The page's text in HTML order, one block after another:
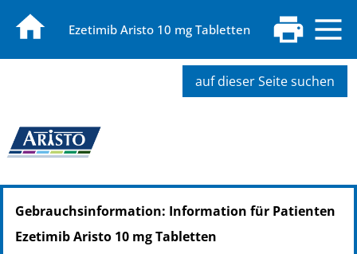
Ezetimib Aristo 10 mg Tabletten
auf dieser Seite suchen
PZN: 14144062
PPN: 111414406296
PZN: 14144079
Gebrauchsinformation: Information für Patienten
Ezetimib Aristo 10 mg Tabletten